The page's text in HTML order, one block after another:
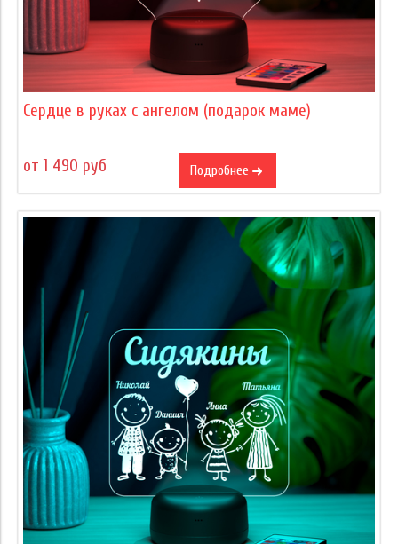
Сердце в руках с ангелом (подарок маме)
от 1 490 руб Подробнее